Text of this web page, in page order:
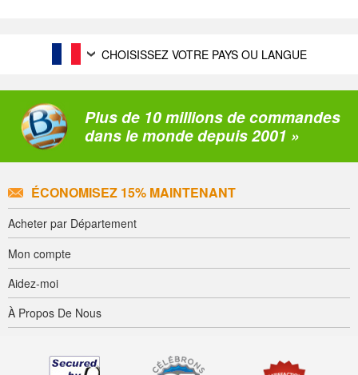
CHOISISSEZ VOTRE PAYS OU LANGUE
Plus de 10 millions de commandes
dans le monde depuis 2001 »
ÉCONOMISEZ 15% MAINTENANT
Acheter par Département
Mon compte
Aidez-moi
À Propos De Nous